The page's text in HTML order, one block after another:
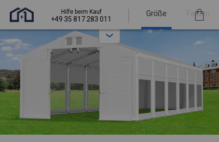
Hilfe beim Kauf
+49 35 817 283 011
Größe Farben